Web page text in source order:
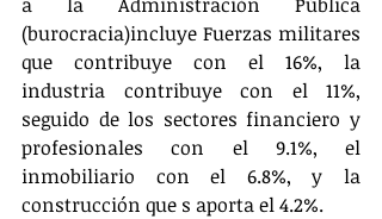
(burocracia)incluye Fuerzas militares
que contribuye con el 16%, la
industria contribuye con el 11%,
seguido de los sectores financiero y
profesionales con el 9.1%, el
inmobiliario con el 6.8%, y la
construcción que s aporta el 4.2%.